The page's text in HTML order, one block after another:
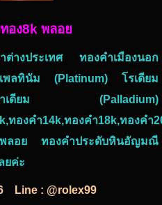
อง8k พลอย
างประเทศ ทองคำเมืองนอก
ลทินัม (Platinum) โรเดียม
ดียม (Palladium)
ทองคำ14k,ทองคำ18k,ทองคำ
พลอย ทองคำประดับหินอัญมณี
ยค่ะ
Line : @rolex99